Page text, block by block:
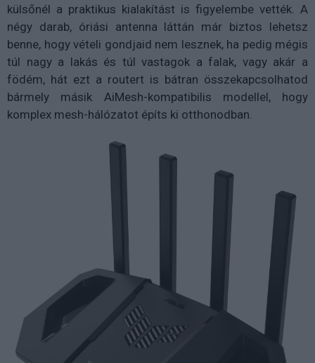
külsőnél a praktikus kialakítást is figyelembe vették. A
négy darab, óriási antenna láttán már biztos lehetsz
benne, hogy vételi gondjaid nem lesznek, ha pedig mégis
túl nagy a lakás és túl vastagok a falak, vagy akár a
födém, hát ezt a routert is bátran összekapcsolhatod
bármely másik AiMesh-kompatibilis modellel, hogy
komplex mesh-hálózatot építs ki otthonodban.